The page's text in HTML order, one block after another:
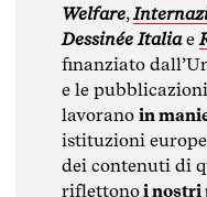
Welfare,
Dessinée Italiae
finanziato
e le
lavorano in
istituzioni
dei contenuti di
riflettonoi nostri